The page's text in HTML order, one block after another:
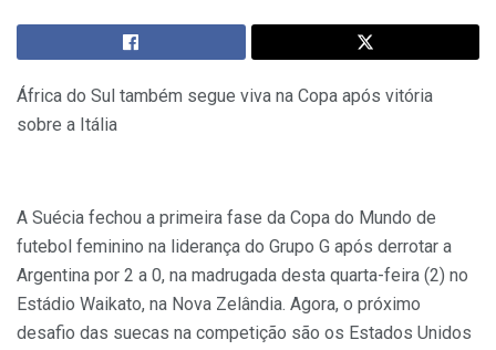
África do Sul também segue viva na Copa após vitória
sobre a Itália
A Suécia fechou a primeira fase da Copa do Mundo de
futebol feminino na liderança do Grupo G após derrotar a
Argentina por 2 a 0, na madrugada desta quarta-feira (2) no
Estádio Waikato, na Nova Zelândia. Agora, o próximo
desafio das suecas na competição são os Estados Unidos